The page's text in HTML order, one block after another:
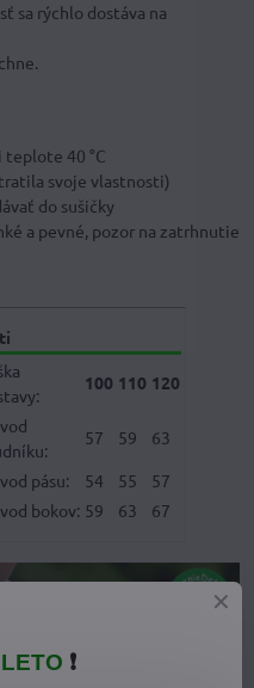
sa rýchlo dostáva na
teplote 40 °C
svoje vlastnosti)
do sušičky
a pevné, pozor na zatrhnutie
100 110 120
57 59
63
pásu:
54 55
57
bokov: 59 63 67
❗